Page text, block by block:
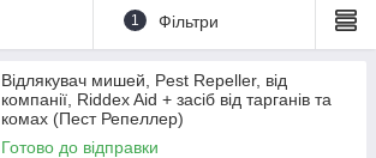
1 Фільтри
Відлякувач мишей, Pest Repeller, від
компанії, Riddex Aid + засіб від тарганів та
комах (Пест Репеллер)
Готово до відправки